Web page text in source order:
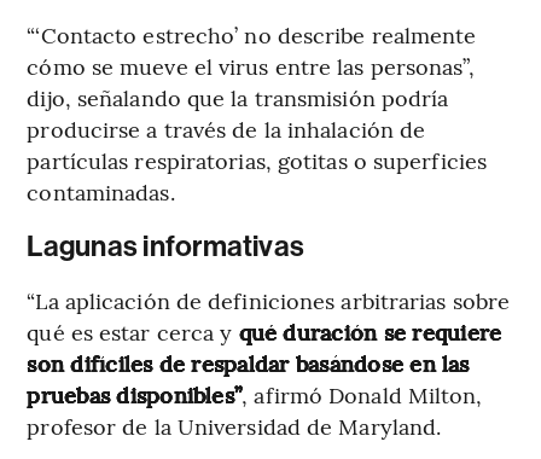
“‘Contacto estrecho’ no describe realmente
cómo se mueve el virus entre las personas”,
dijo, señalando que la transmisión podría
producirse a través de la inhalación de
partículas respiratorias, gotitas o superficies
contaminadas.
Lagunas informativas
“La aplicación de definiciones arbitrarias sobre
qué es estar cerca y qué duración se requiere
son difíciles de respaldar basándose en las
pruebas disponibles”, afirmó Donald Milton,
profesor de la Universidad de Maryland.